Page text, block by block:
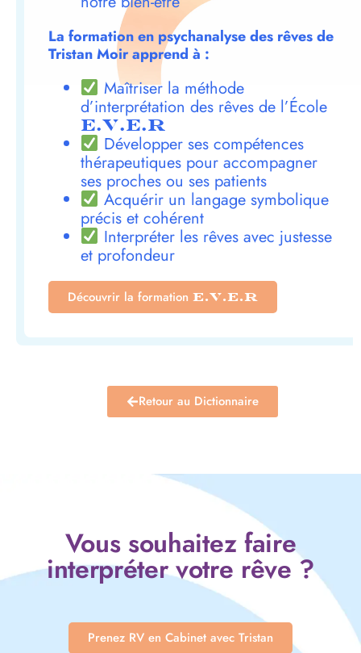
La formation en psychanalyse des rêves de
Tristan Moir apprend à :
Maîtriser la méthode
d’interprétation des rêves de l’École
E.V.E.R
Développer ses compétences
thérapeutiques pour accompagner
ses proches ou ses patients
Acquérir un langage symbolique
précis et cohérent
Interpréter les rêves avec justesse
et profondeur
Découvrir la formation E.V.E.R
Retour au Dictionnaire
Vous souhaitez faire
interpréter votre rêve ?
Prenez RV en Cabinet avec Tristan